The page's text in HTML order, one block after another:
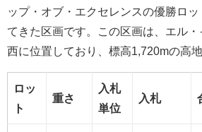
ップ・オブ・エクセレンスの優勝ロッ
てきた区画です。この区画は、エル
西に位置しており、標高1,720mの高地
ロッ
ト
重さ
入札
単位
入札